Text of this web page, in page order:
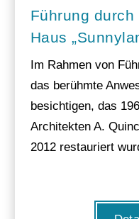
Führung
Haus
Im Rahmen von
das berühmte
besichtigen, das
Architekten A.
2012 restauriert